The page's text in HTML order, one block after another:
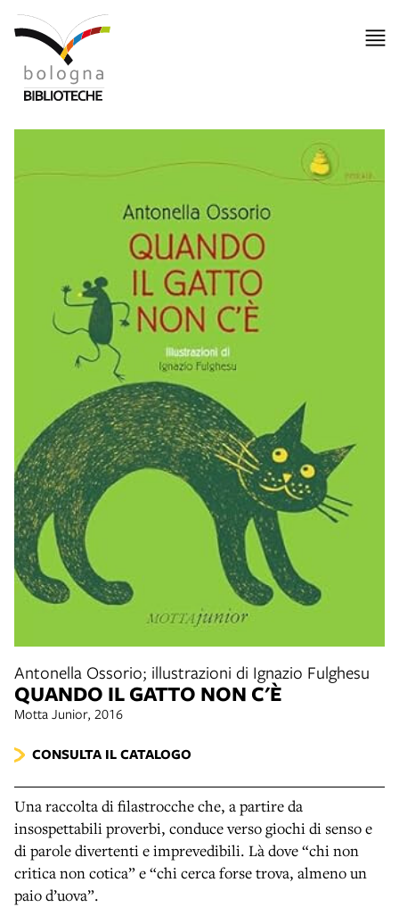
Antonella Ossorio; illustrazioni di Ignazio Fulghesu
QUANDO IL GATTO NON C'È
Motta Junior, 2016
CONSULTA IL CATALOGO
Una raccolta di filastrocche che, a partire da
insospettabili proverbi, conduce verso giochi di senso e
di parole divertenti e imprevedibili. Là dove “chi non
critica non cotica” e “chi cerca forse trova, almeno un
paio d’uova”.